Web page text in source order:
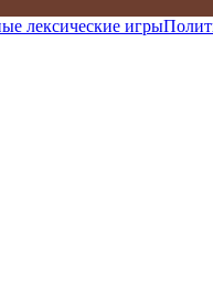
лексические игры